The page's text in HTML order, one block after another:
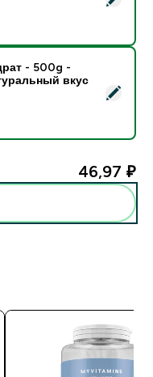
- 147servings -
- 500g -
вкус
46,97 ₽‎